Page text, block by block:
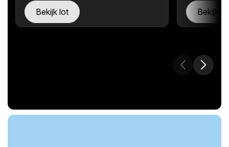
Bekijk lot Bekijk